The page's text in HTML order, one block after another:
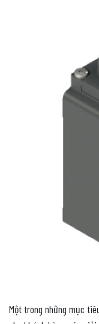
Một trong những mục